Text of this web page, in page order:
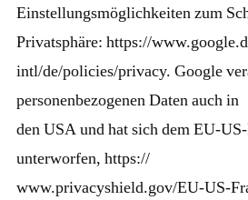
Einstellungsmöglichkeiten zum
Privatsphäre: https://
intl/de/policies/privacy. Google
personenbezogenen Daten auch in
den USA und hat sich dem EU-
unterworfen, https://
www.privacyshield.gov/EU-US-